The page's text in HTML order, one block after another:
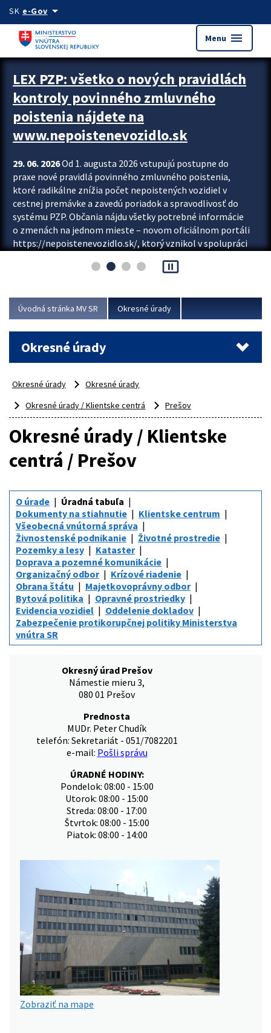
Preskocit na hlavný obsah
SK e-Govarrow_drop_down
Menu menu
Zastavit automatický posun upútavok
LEX PZP: všetko o nových pravidlách
kontroly povinného zmluvného
poistenia nájdete na
www.nepoistenevozidlo.sk
29. 06. 2026Od 1. augusta 2026 vstupujú postupne do
praxe nové pravidlá povinného zmluvného poistenia,
ktoré radikálne znížia počet nepoistených vozidiel v
cestnej premávke a zavedú poriadok a spravodlivosť do
systému PZP. Občania nájdu všetky potrebné informácie
o zmenách na jednom mieste – novom oficiálnom portáli
https://nepoistenevozidlo.sk/, ktorý vznikol v spolupráci
asociácie poisťovní (SLASPO) a Ministerstva vnútra SR.
Viac
pause_presentation
Úvodná stránka MV SR Okresné úrady
Okresné úrady
Okresné úrady
Okresné úrady
Okresné úrady / Klientske centrá
Prešov
Okresné úrady / Klientske
centrá / Prešov
O úrade
Úradná tabuľa
Dokumenty na stiahnutie
Klientske centrum
Všeobecná vnútorná správa
Živnostenské podnikanie
Životné prostredie
Pozemky a lesy
Kataster
Doprava a pozemné komunikácie
Organizačný odbor
Krízové riadenie
Obrana štátu
Majetkovoprávny odbor
Bytová politika
Opravné prostriedky
Evidencia vozidiel
Oddelenie dokladov
Zabezpečenie protikorupčnej politiky Ministerstva
vnútra SR
Okresný úrad Prešov
Námestie mieru 3,
080 01 Prešov
Prednosta
MUDr. Peter Chudík
telefón: Sekretariát - 051/7082201
e-mail: Pošli správu
ÚRADNÉ HODINY:
Pondelok: 08:00 - 15:00
Utorok: 08:00 - 15:00
Streda: 08:00 - 17:00
Štvrtok: 08:00 - 15:00
Piatok: 08:00 - 14:00
Zobraziť na mape